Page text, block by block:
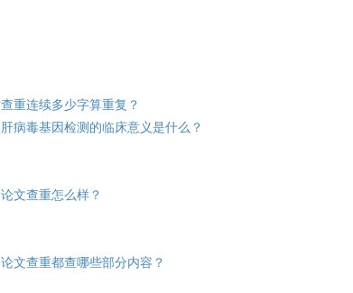
重连续多少字算重复？
病毒基因检测的临床意义是什么？
文查重怎么样？
文查重都查哪些部分内容？